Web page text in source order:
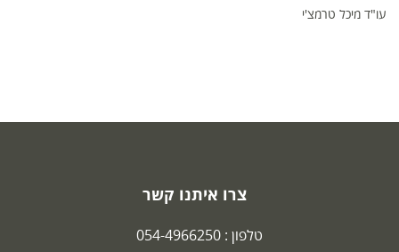
עו"ד מיכל טרמצ'י
צרו איתנו קשר
טלפון : 054-4966250